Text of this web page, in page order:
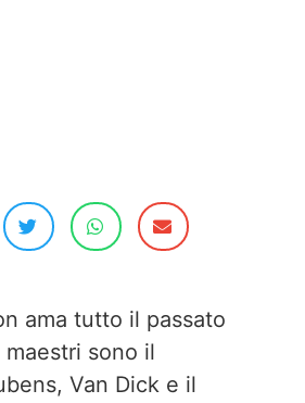
ama tutto il passato
sono il
Van Dick e il